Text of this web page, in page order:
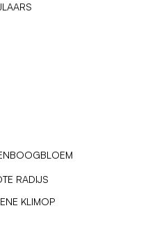
RADIJS
KLIMOP